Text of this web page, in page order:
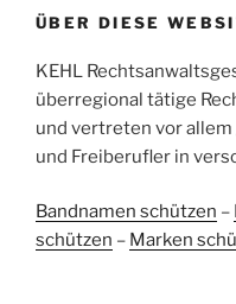
Bewertungen von
2
anderen Quellen
Blick aufs ProvenExpert-
ÜBER DIESE
KEHL
überregional tätige
und vertreten vor
und Freiberufler in
Bandnamen schützen –
schützen – Marken